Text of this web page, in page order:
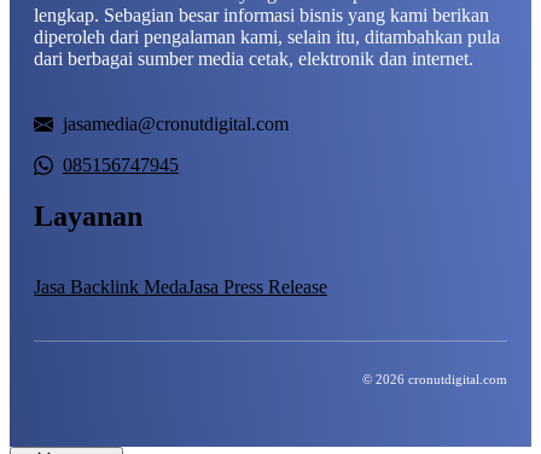
lengkap. Sebagian besar informasi bisnis yang kami berikan
diperoleh dari pengalaman kami, selain itu, ditambahkan pula
dari berbagai sumber media cetak, elektronik dan internet.
jasamedia@cronutdigital.com
085156747945
Layanan
Jasa Backlink MedaJasa Press Release
© 2026 cronutdigital.com